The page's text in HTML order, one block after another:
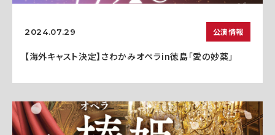
2024.07.29 公演情報
【海外キャスト決定】さわかみオペラin徳島「愛の妙薬」